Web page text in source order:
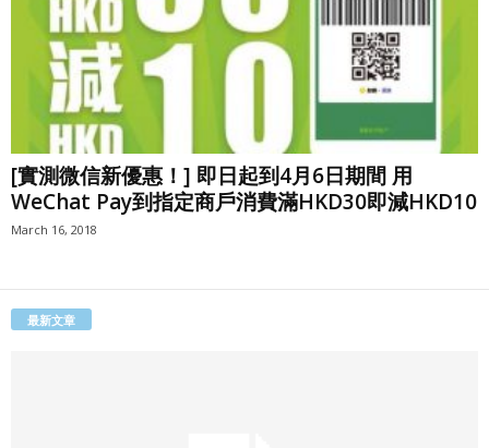
[實測微信新優惠！] 即日起到4月6日期間 用
WeChat Pay到指定商戶消費滿HKD30即減HKD10
March 16, 2018
最新文章